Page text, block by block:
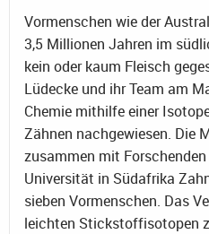
Vormenschen wie der
3,5 Millionen Jahren im
kein oder kaum Fleisch
Lüdecke und ihr Team am
Chemie mithilfe einer
Zähnen nachgewiesen. Die
zusammen mit
Universität in Südafrika
sieben Vormenschen. Das
leichten Stickstoffisotopen